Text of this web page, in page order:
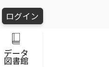
ログイン
データ
図書館